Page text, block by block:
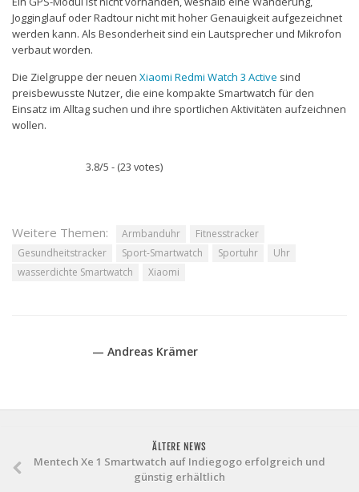
Jogginglauf oder Radtour nicht mit hoher Genauigkeit aufgezeichnet
werden kann. Als Besonderheit sind ein Lautsprecher und Mikrofon
verbaut worden.
Die Zielgruppe der neuen Xiaomi Redmi Watch 3 Active sind
preisbewusste Nutzer, die eine kompakte Smartwatch für den
Einsatz im Alltag suchen und ihre sportlichen Aktivitäten aufzeichnen
wollen.
3.8/5 - (23 votes)
Weitere Themen: Armbanduhr
Fitnesstracker
Gesundheitstracker
Sport-Smartwatch Sportuhr
Uhr
wasserdichte Smartwatch
Xiaomi
— Andreas Krämer
ÄLTERE NEWS
Mentech Xe 1 Smartwatch auf Indiegogo erfolgreich und
günstig erhältlich